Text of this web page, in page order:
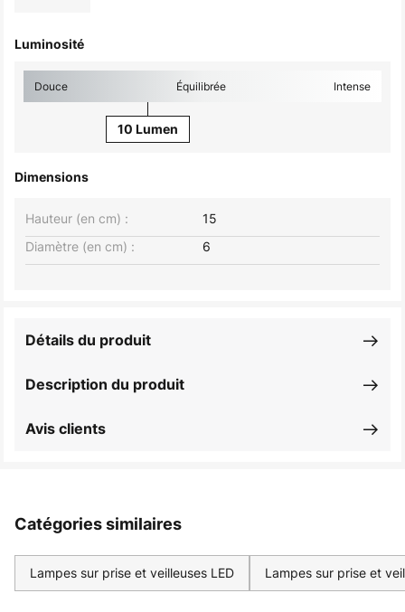
Luminosité
Douce Équilibrée Intense
10 Lumen
Dimensions
Hauteur (en cm) :
15
Diamètre (en cm) :
6
Description du produit
Détails du produit
Avis clients
Catégories similaires
Lampes sur prise et veilleuses LED Lampes sur prise et